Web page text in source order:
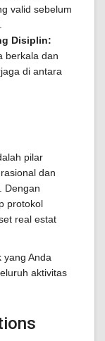
valid sebelum
Disiplin:
berkala dan
di antara
pilar
dan
Dengan
protokol
real estat
yang Anda
aktivitas